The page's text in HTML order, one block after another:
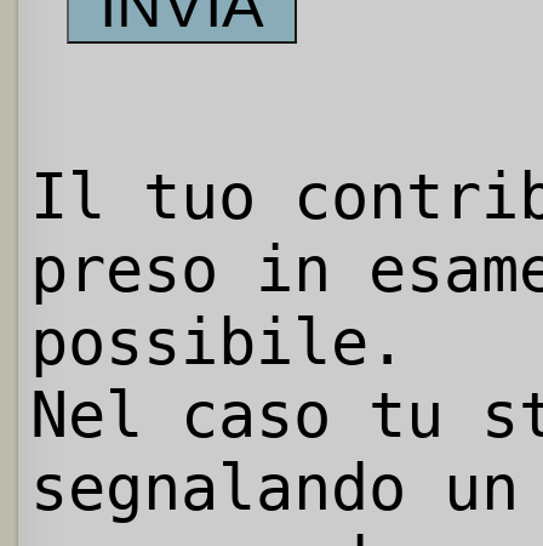
Il tuo
preso in
possibile.
Nel caso tu
segnalando